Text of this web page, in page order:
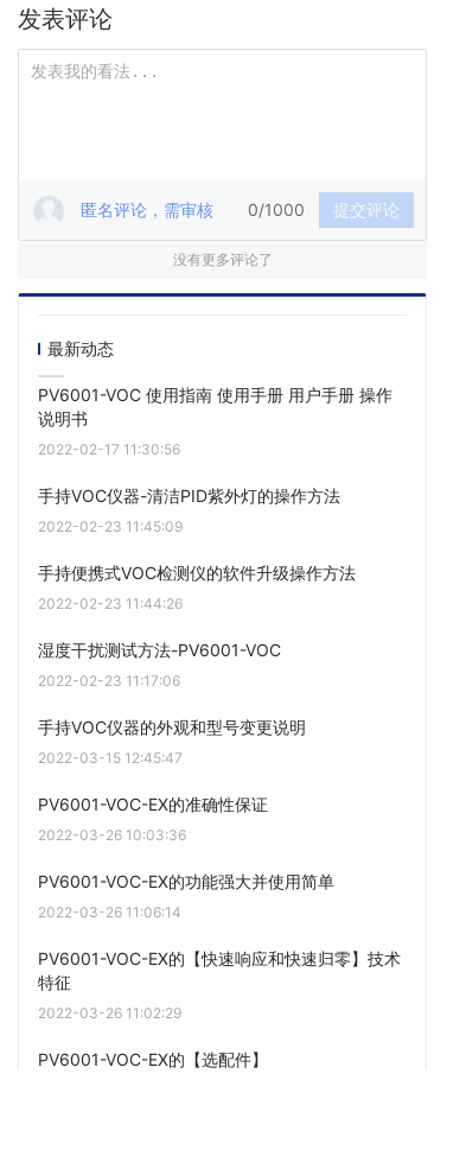
发表评论
匿名评论，需审核 0/1000 提交评论
没有更多评论了
最新动态
PV6001-VOC 使用指南 使用手册 用户手册 操作
说明书
2022-02-17 11:30:56
手持VOC仪器-清洁PID紫外灯的操作方法
2022-02-23 11:45:09
手持便携式VOC检测仪的软件升级操作方法
2022-02-23 11:44:26
湿度干扰测试方法-PV6001-VOC
2022-02-23 11:17:06
手持VOC仪器的外观和型号变更说明
2022-03-15 12:45:47
PV6001-VOC-EX的准确性保证
2022-03-26 10:03:36
PV6001-VOC-EX的功能强大并使用简单
2022-03-26 11:06:14
PV6001-VOC-EX的【快速响应和快速归零】技术
特征
2022-03-26 11:02:29
PV6001-VOC-EX的【选配件】